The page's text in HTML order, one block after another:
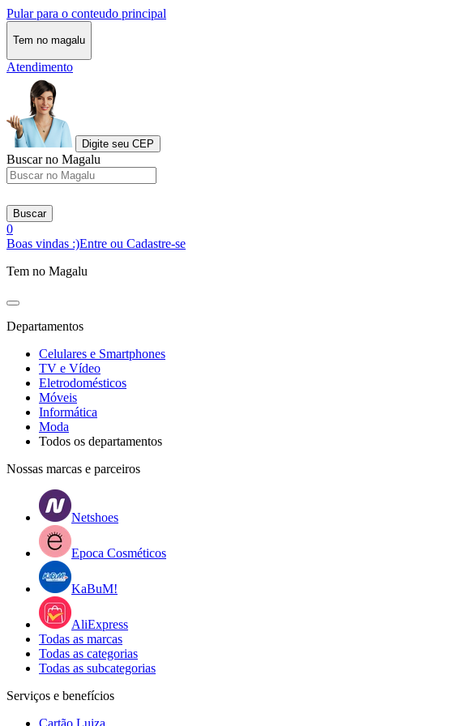
Pular para o conteudo principal
Tem no magalu
Atendimento
Digite seu CEP
Buscar no Magalu
Buscar
0
Boas vindas :)Entre ou Cadastre-se
Tem no Magalu
Departamentos
Celulares e Smartphones
TV e Vídeo
Eletrodomésticos
Móveis
Informática
Moda
Todos os departamentos
Nossas marcas e parceiros
Netshoes
Epoca Cosméticos
KaBuM!
AliExpress
Todas as marcas
Todas as categorias
Todas as subcategorias
Serviços e benefícios
Cartão Luiza